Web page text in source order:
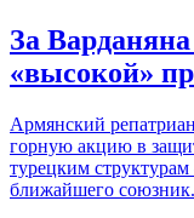
За
«высокой»
Армянский
горную акцию в
турецким
ближайшего